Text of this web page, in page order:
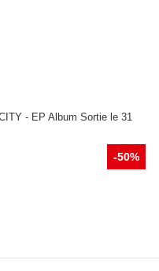
- EP Album Sortie le 31
-50%